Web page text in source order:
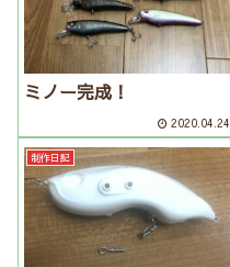
ミノー完成！
2020.04.24
制作日記